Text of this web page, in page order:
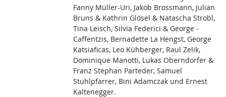
Fanny Müller­-Uri, Jakob ­Brossmann, Julian
Bruns & Kathrin Glösel & Natascha Strobl,
Tina Leisch, Silvia Federici & George ­
Caffentzis, Bernadette La Hengst, George
Katsiaficas, Leo Kühberger, Raul Zelik,
Dominique Manotti, Lukas Oberndorfer &
Franz Stephan Parteder, Samuel
Stuhlpfarrer, Bini Adamczak und Ernest
Kaltenegger.